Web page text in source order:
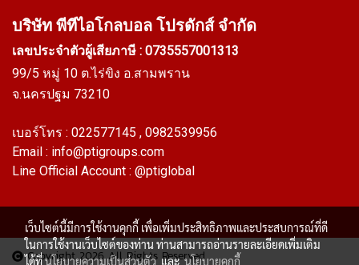
บริษัท พีทีไอโกลบอล โปรดักส์ จำกัด
เลขประจำตัวผู้เสียภาษี : 0735557001313
99/5 หมู่ 10 ต.ไร่ขิง อ.สามพราน
จ.นครปฐม 73210
เบอร์โทร : 022577145 , 0982539956
Email : info@ptigroups.com
Line Official Account : @ptiglobal
Copyright 2026 All Rights Reserved
เว็บไซต์นี้มีการใช้งานคุกกี้ เพื่อเพิ่มประสิทธิภาพและประสบการณ์ที่ดี
ในการใช้งานเว็บไซต์ของท่าน ท่านสามารถอ่านรายละเอียดเพิ่มเติม
ได้ที่นโยบายความเป็นส่วนตัวและนโยบายคุกกี้